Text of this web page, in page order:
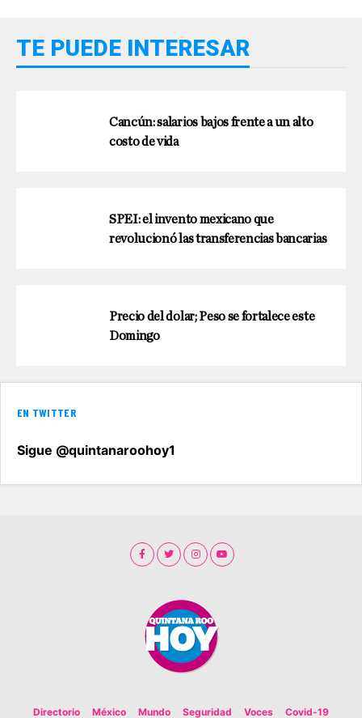
TE PUEDE INTERESAR
Cancún: salarios bajos frente a un alto
costo de vida
SPEI: el invento mexicano que
revolucionó las transferencias bancarias
Precio del dolar; Peso se fortalece este
Domingo
EN TWITTER
Sigue @quintanaroohoy1
Directorio México Mundo Seguridad Voces Covid-19